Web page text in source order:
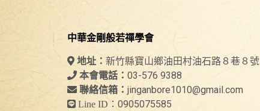
中華金剛般若禪學會
地址： 新竹縣寶山鄉油田村油石路８巷８號
本會電話： 03-576 9388
聯絡信箱： jinganbore1010@gmail.com
Line ID： 0905075585